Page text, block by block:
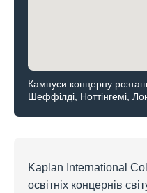
Кампуси концерну
Шеффілді, Ноттінгемі,
Kaplan International
освітніх концернів